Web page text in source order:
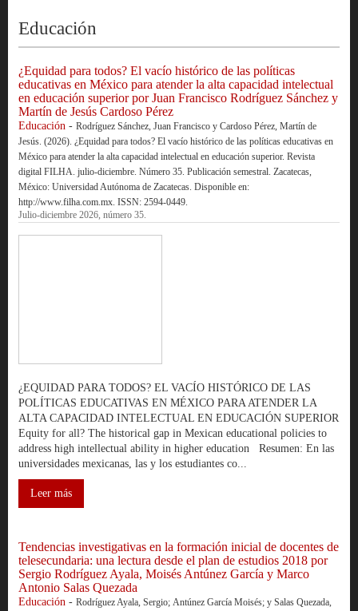
Educación
¿Equidad para todos? El vacío histórico de las políticas
educativas en México para atender la alta capacidad intelectual
en educación superior por Juan Francisco Rodríguez Sánchez y
Martín de Jesús Cardoso Pérez
Educación - Rodríguez Sánchez, Juan Francisco y Cardoso Pérez, Martín de
Jesús. (2026). ¿Equidad para todos? El vacío histórico de las políticas educativas en
México para atender la alta capacidad intelectual en educación superior. Revista
digital FILHA. julio-diciembre. Número 35. Publicación semestral. Zacatecas,
México: Universidad Autónoma de Zacatecas. Disponible en:
http://www.filha.com.mx. ISSN: 2594-0449.
Julio-diciembre 2026, número 35.
¿EQUIDAD PARA TODOS? EL VACÍO HISTÓRICO DE LAS
POLÍTICAS EDUCATIVAS EN MÉXICO PARA ATENDER LA
ALTA CAPACIDAD INTELECTUAL EN EDUCACIÓN SUPERIOR
Equity for all? The historical gap in Mexican educational policies to
address high intellectual ability in higher education Resumen: En las
universidades mexicanas, las y los estudiantes co...
Leer más
Tendencias investigativas en la formación inicial de docentes de
telesecundaria: una lectura desde el plan de estudios 2018 por
Sergio Rodríguez Ayala, Moisés Antúnez García y Marco
Antonio Salas Quezada
Educación - Rodríguez Ayala, Sergio; Antúnez García Moisés; y Salas Quezada,